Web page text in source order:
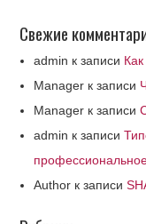
Свежие
admin к записи
Manager к записи
Manager к записи
admin к записи
Author к записи